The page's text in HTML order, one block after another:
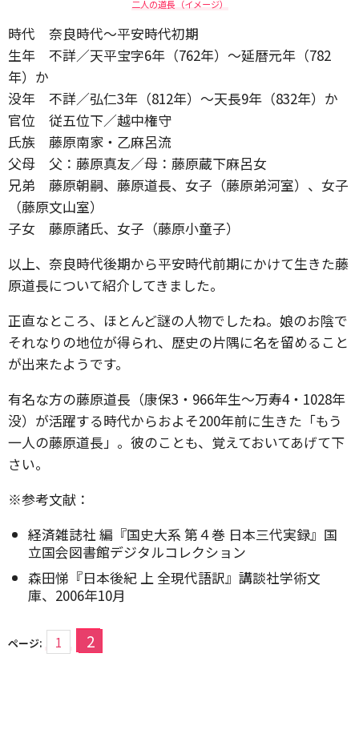
二人の道長（イメージ）
時代 奈良時代～平安時代初期
生年 不詳／天平宝字6年（762年）～延暦元年（782
年）か
没年 不詳／弘仁3年（812年）～天長9年（832年）か
官位 従五位下／越中権守
氏族 藤原南家・乙麻呂流
父母 父：藤原真友／母：藤原蔵下麻呂女
兄弟 藤原朝嗣、藤原道長、女子（藤原弟河室）、女子
（藤原文山室）
子女 藤原諸氏、女子（藤原小童子）
以上、奈良時代後期から平安時代前期にかけて生きた藤
原道長について紹介してきました。
正直なところ、ほとんど謎の人物でしたね。娘のお陰で
それなりの地位が得られ、歴史の片隅に名を留めること
が出来たようです。
有名な方の藤原道長（康保3・966年生～万寿4・1028年
没）が活躍する時代からおよそ200年前に生きた「もう
一人の藤原道長」。彼のことも、覚えておいてあげて下
さい。
※参考文献：
経済雑誌社 編『国史大系 第４巻 日本三代実録』国
立国会図書館デジタルコレクション
森田悌『日本後紀 上 全現代語訳』講談社学術文
庫、2006年10月
ページ: 1 2